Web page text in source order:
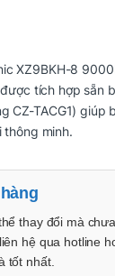
XZ9BKH-8
tích hợp sẵn
CZ-TACG1) giúp
thông minh.
thay đổi mà
hệ qua hotline
tốt nhất.